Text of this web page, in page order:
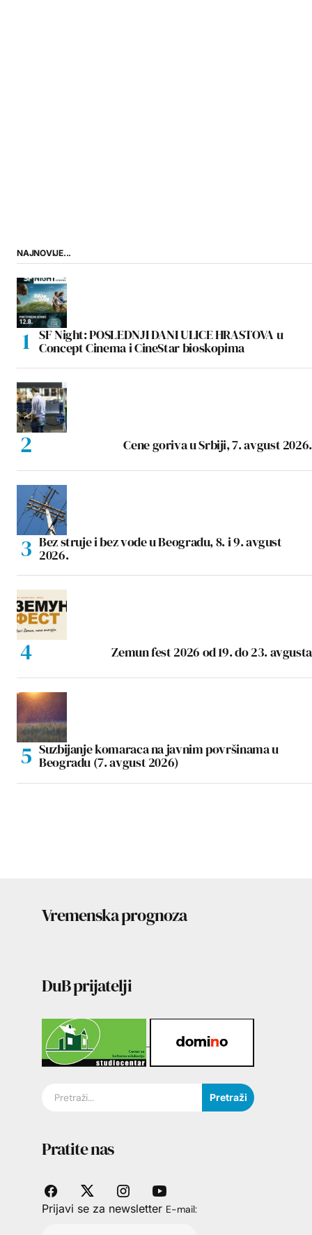
NAJNOVIJE...
SF Night: POSLEDNJI DANI ULICE HRASTOVA u
Concept Cinema i CineStar bioskopima
Cene goriva u Srbiji, 7. avgust 2026.
Bez struje i bez vode u Beogradu, 8. i 9. avgust
2026.
Zemun fest 2026 od 19. do 23. avgusta
Suzbijanje komaraca na javnim površinama u
Beogradu (7. avgust 2026)
Vremenska prognoza
DuB prijatelji
Pretraži
Pratite nas
Prijavi se za newsletter E-mail: